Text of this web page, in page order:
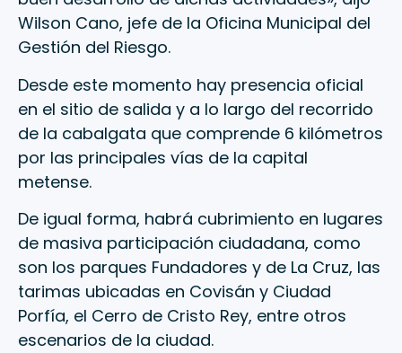
Wilson Cano, jefe de la Oficina Municipal del
Gestión del Riesgo.
Desde este momento hay presencia oficial
en el sitio de salida y a lo largo del recorrido
de la cabalgata que comprende 6 kilómetros
por las principales vías de la capital
metense.
De igual forma, habrá cubrimiento en lugares
de masiva participación ciudadana, como
son los parques Fundadores y de La Cruz, las
tarimas ubicadas en Covisán y Ciudad
Porfía, el Cerro de Cristo Rey, entre otros
escenarios de la ciudad.